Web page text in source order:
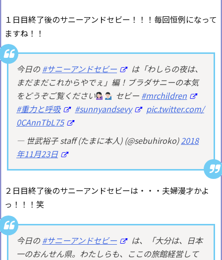
１日目終了後のサニーアンドセビー！！！毎回恒例になって
ますね！！
今日の #サニーアンドセビー
は「わしらの夜は、
まだまだこれからやでぇ」編！ブラダサニーの本気
をどうぞご覧ください
セビー #mrchildren
#重力と呼吸
#sunnyandsevy
pic.twitter.com/
0CAnnTbL75
— 世武裕子 staff (たまに本人) (@sebuhiroko)2018
年11月23日
２日目終了後のサニーアンドセビーは・・・夫婦漫才かよ
っ！！！笑
今日の #サニーアンドセビー
は、「大分は、日本
一のおんせん県。わたしらも、ここの旅館経営して